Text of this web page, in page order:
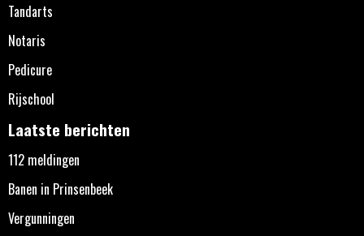
Tandarts
Notaris
Pedicure
Rijschool
Laatste berichten
112 meldingen
Banen in Prinsenbeek
Vergunningen